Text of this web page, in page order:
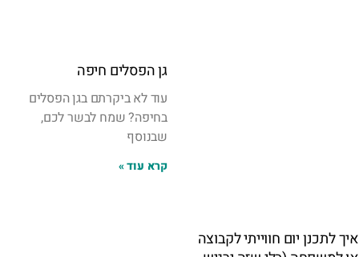
גן הפסלים חיפה
עוד לא ביקרתם בגן הפסלים
בחיפה? שמח לבשר לכם,
שבנוסף
קרא עוד »
איך לתכנן יום חווייתי לקבוצה